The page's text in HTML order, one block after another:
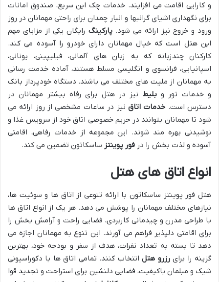
و کارایی اقامت می افزایند. خدمات چک این سریع، صندوق امانات
برای نگهداری اشیای گرانبها و انبار چمدان برای راحتی مهمانان در روز
ورود و خروج نیز ارائه می شود. پارکینگ رایگان یکی از مزایای مهم
این هتل است که خیال مهمانان دارای خودرو را آسوده می کند.
کارکنان چندزبانه که به زبان های آلمانی، فیلیپینی، یونانی،
اسپانیایی، فرانسوی و انگلیسی مسلط هستند، آماده خدمت رسانی
به مهمانان از ملیت های مختلف می باشند. دستگاه خودپرداز بانک
و خدمات تور وبلیط نیز در هتل برای رفاه بیشتر مهمانان در
دسترس است. خدمات اتاق نیز در ساعات مشخصی از روز ارائه می
شود تا مهمانان بتوانند در حریم خصوصی اتاق خود از سرویس غذا و
نوشیدنی بهره مند شوند. این مجموعه از خدمات رفاهی، اقامتی
آسوده و لذت بخش را در فور پوینتز ساسکاتون تضمین می کند.
انواع اتاق های هتل
هتل فور پوینتز ساسکاتون با ارائه تنوعی از اتاق ها و سوئیت ها،
نیازهای مختلف مهمانان را پوشش می دهد. هر یک از انواع اتاق ها
با طراحی مدرن و چیدمانی کاربردی، فضایی راحت و آرامش بخش را
برای اقامتی دلپذیر فراهم می آورند. این تنوع به مهمانان اجازه می
دهد تا بسته به تعداد نفرات، هدف از سفر و بودجه خود، بهترین
گزینه را برایرزرو هتلانتخاب کنند. تمامی اتاق ها با دکوراسیونی
شیک و مبلمان باکیفیت، فضایی دلنشین برای استراحت و تجدید قوا